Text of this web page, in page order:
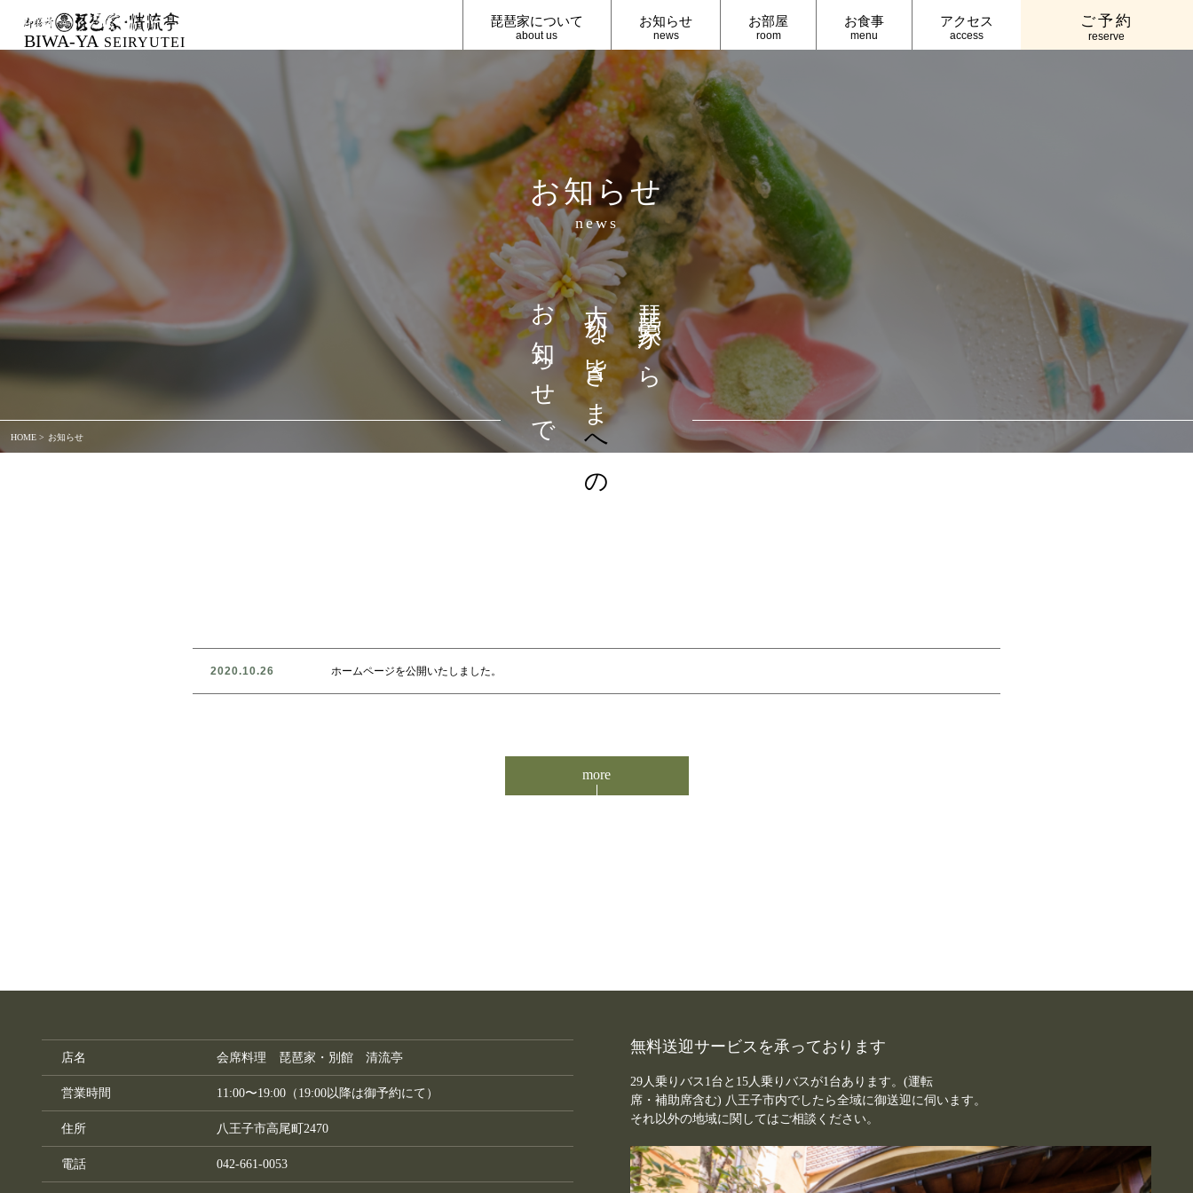
BIWA-YA SEIRYUTEI
琵琶家について
about us
お知らせ
news
お部屋
room
お食事
menu
アクセス
access
ご予約
reserve
お知らせ
news
お知らせです大切な皆さま
への
琵琶家から
HOME > お知らせ
2020.10.26 ホームページを公開いたしました。
more
店名 会席料理 琵琶家・別館 清流亭
営業時間 11:00〜19:00（19:00以降は御予約にて）
住所 八王子市高尾町2470
電話 042-661-0053
無料送迎サービスを承っております
29人乗りバス1台と15人乗りバスが1台あります。(運転
席・補助席含む) 八王子市内でしたら全域に御送迎に伺います。
それ以外の地域に関してはご相談ください。